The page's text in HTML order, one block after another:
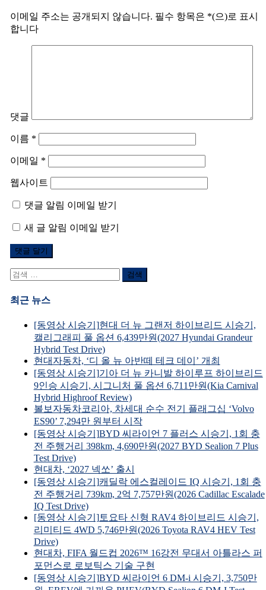
이메일 주소는 공개되지 않습니다. 필수 항목은 *(으)로 표시
합니다
댓글
이름 *
이메일 *
웹사이트
댓글 알림 이메일 받기
새 글 알림 이메일 받기
검
어:
최근 뉴스
[동영상 시승기]현대 더 뉴 그랜저 하이브리드 시승기,
캘리그래피 풀 옵션 6,439만원(2027 Hyundai Grandeur
Hybrid Test Drive)
현대자동차, ‘디 올 뉴 아반떼 테크 데이’ 개최
[동영상 시승기]기아 더 뉴 카니발 하이루프 하이브리드
9인승 시승기, 시그니처 풀 옵션 6,711만원(Kia Carnival
Hybrid Highroof Review)
볼보자동차코리아, 차세대 순수 전기 플래그십 ‘Volvo
ES90’ 7,294만 원부터 시작
[동영상 시승기]BYD 씨라이언 7 플러스 시승기, 1회 충
전 주행거리 398km, 4,690만원(2027 BYD Sealion 7 Plus
Test Drive)
현대차, ‘2027 넥쏘’ 출시
[동영상 시승기]캐딜락 에스컬레이드 IQ 시승기, 1회 충
전 주행거리 739km, 2억 7,757만원(2026 Cadillac Escalade
IQ Test Drive)
[동영상 시승기]토요타 신형 RAV4 하이브리드 시승기,
리미티드 4WD 5,746만원(2026 Toyota RAV4 HEV Test
Drive)
현대차, FIFA 월드컵 2026™ 16강전 무대서 아틀라스 퍼
포먼스로 로보틱스 기술 구현
[동영상 시승기]BYD 씨라이언 6 DM-i 시승기, 3,750만